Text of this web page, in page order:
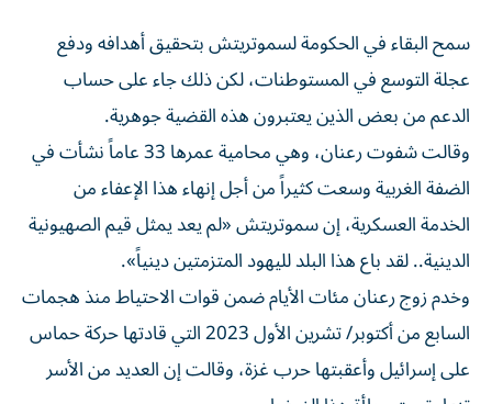
سمح البقاء في الحكومة لسموتريتش بتحقيق أهدافه ودفع
عجلة التوسع في المستوطنات، لكن ذلك جاء على حساب
الدعم من بعض الذين يعتبرون هذه القضية جوهرية.
وقالت شفوت رعنان، وهي محامية عمرها 33 عاماً نشأت في
الضفة الغربية وسعت كثيراً من أجل إنهاء هذا الإعفاء ‌من
الخدمة العسكرية، إن سموتريتش «لم ‌يعد يمثل قيم الصهيونية
الدينية.. لقد باع هذا البلد لليهود المتزمتين دينياً».
وخدم زوج رعنان ⁠مئات الأيام ضمن قوات الاحتياط منذ هجمات
السابع من أكتوبر/ تشرين الأول 2023 التي قادتها حركة حماس
على إسرائيل وأعقبتها حرب غزة، ‌وقالت إن العديد من الأسر